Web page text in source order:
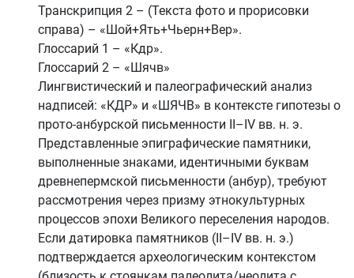
Транскрипция 2 – (Текста фото и прорисовки
справа) – «Шой+Ять+Чьерн+Вер».
Глоссарий 1 – «Кдр».
Глоссарий 2 – «Шячв»
Лингвистический и палеографический анализ
надписей: «КДР» и «ШЯЧВ» в контексте гипотезы о
прото-анбурской письменности II–IV вв. н. э.
Представленные эпиграфические памятники,
выполненные знаками, идентичными буквам
древнепермской письменности (анбур), требуют
рассмотрения через призму этнокультурных
процессов эпохи Великого переселения народов.
Если датировка памятников (II–IV вв. н. э.)
подтверждается археологическим контекстом